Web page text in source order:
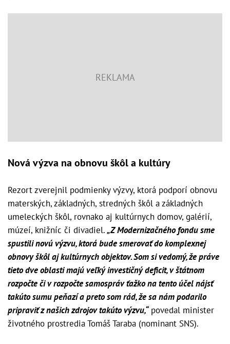
Nová výzva na obnovu škôl a kultúry
Rezort zverejnil podmienky výzvy, ktorá podporí obnovu
materských, základných, stredných škôl a základných
umeleckých škôl, rovnako aj kultúrnych domov, galérií,
múzeí, knižníc či divadiel.„Z Modernizačného fondu sme
spustili novú výzvu, ktorá bude smerovať do komplexnej
obnovy škôl aj kultúrnych objektov. Som si vedomý, že práve
tieto dve oblasti majú veľký investičný deficit, v štátnom
rozpočte či v rozpočte samospráv ťažko na tento účel nájsť
takúto sumu peňazí a preto som rád, že sa nám podarilo
pripraviť z našich zdrojov takúto výzvu,“povedal minister
životného prostredia Tomáš Taraba (nominant SNS).